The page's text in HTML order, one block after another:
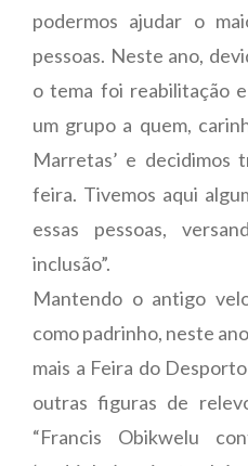
podermos ajudar o
pessoas. Neste ano,
o tema foi reabilitação
um grupo a quem,
Marretas’ e decidimos
feira. Tivemos aqui
essas pessoas,
inclusão”.
Mantendo o antigo
como padrinho, neste
mais a Feira do
outras figuras de
“Francis Obikwelu